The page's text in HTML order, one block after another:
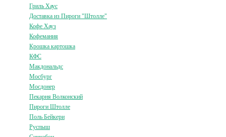
Гриль Хаус
Доставка из Пироги "Штолле"
Кофе Хауз
Кофемания
Крошка картошка
КФС
Макдональдс
Мосбург
Мосдонер
Пекарня Волконский
Пироги Штолле
Поль Бейкери
Руспыш